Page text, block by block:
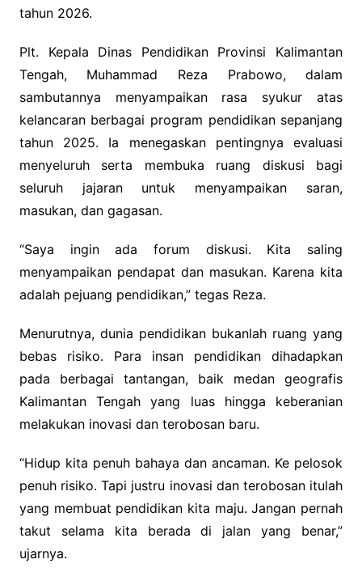
tahun 2026.
Plt. Kepala Dinas Pendidikan Provinsi Kalimantan
Tengah, Muhammad Reza Prabowo, dalam
sambutannya menyampaikan rasa syukur atas
kelancaran berbagai program pendidikan sepanjang
tahun 2025. Ia menegaskan pentingnya evaluasi
menyeluruh serta membuka ruang diskusi bagi
seluruh jajaran untuk menyampaikan saran,
masukan, dan gagasan.
“Saya ingin ada forum diskusi. Kita saling
menyampaikan pendapat dan masukan. Karena kita
adalah pejuang pendidikan,” tegas Reza.
Menurutnya, dunia pendidikan bukanlah ruang yang
bebas risiko. Para insan pendidikan dihadapkan
pada berbagai tantangan, baik medan geografis
Kalimantan Tengah yang luas hingga keberanian
melakukan inovasi dan terobosan baru.
“Hidup kita penuh bahaya dan ancaman. Ke pelosok
penuh risiko. Tapi justru inovasi dan terobosan itulah
yang membuat pendidikan kita maju. Jangan pernah
takut selama kita berada di jalan yang benar,”
ujarnya.